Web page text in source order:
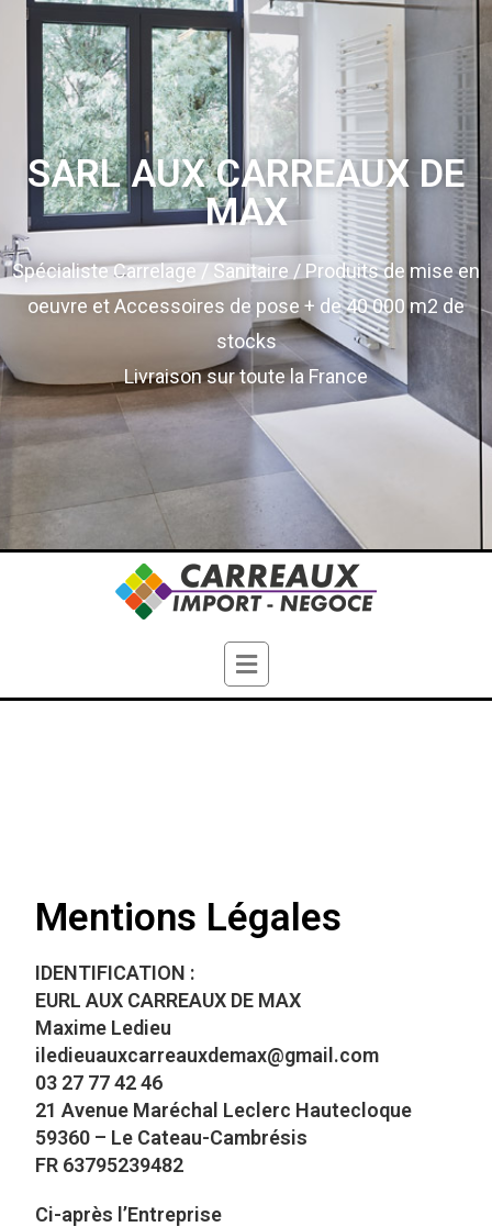
SARL AUX CARREAUX DE
MAX
Spécialiste Carrelage / Sanitaire / Produits de mise en
oeuvre et Accessoires de pose + de 40 000 m2 de
stocks
Livraison sur toute la France
Mentions Légales
IDENTIFICATION :
EURL AUX CARREAUX DE MAX
Maxime Ledieu
iledieuauxcarreauxdemax@gmail.com
03 27 77 42 46
21 Avenue Maréchal Leclerc Hautecloque
59360 – Le Cateau-Cambrésis
FR 63795239482
Ci-après l’Entreprise